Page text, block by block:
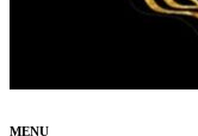
MENU